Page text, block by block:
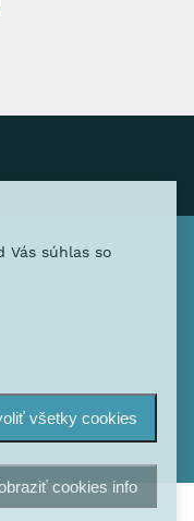
súhlas so
všetky cookies
cookies info